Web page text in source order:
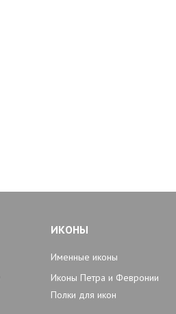
ИКОНЫ
Именные иконы
Иконы Петра и Февронии
Полки для икон